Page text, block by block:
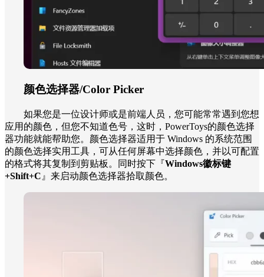
颜色选择器/Color Picker
如果您是一位设计师或是前端人员，您可能常常遇到您想
应用的颜色，但您不知道色号，这时，PowerToys的颜色选择
器功能就能帮助您。颜色选择器适用于 Windows 的系统范围
的颜色选择实用工具，可从任何屏幕中选择颜色，并以可配置
的格式将其复制到剪贴板。同时按下『Windows徽标键
+Shift+C 』来启动颜色选择器拾取颜色。